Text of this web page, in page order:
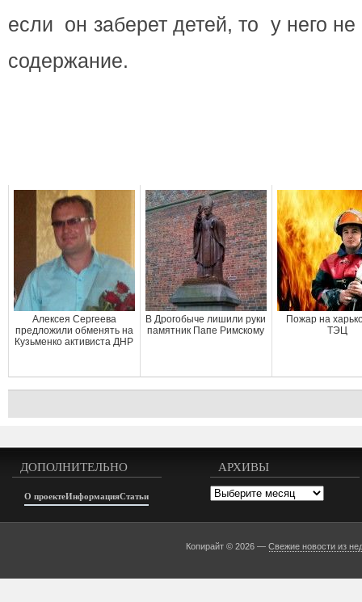
если он заберет детей, то у него не
содержание.
Алексея Сергеева
предложили обменять на
Кузьменко активиста ДНР
В Дрогобыче лишили руки
памятник Папе Римскому
Пожар на
ТЭЦ
ДОПОЛНИТЕЛЬНО
О проектеИнформацияСтатьи
АРХИВЫ
Архивы
Копирайт © 2026 —Свежие новости из